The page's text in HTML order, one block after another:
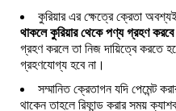
কুরিয়ার এর ক্ষেত্রে ক্রেতা
থাকলে কুরিয়ার থেকে পণ্য গ্রহণ করবে
গ্রহণ করলে তা নিজ দায়িত্বে করতে
গ্রহণযোগ্য হবে না।
সম্মানিত ক্রেতাগন যদি পেমেন্ট
থাকেন তাহলে রিফান্ড করার সময়